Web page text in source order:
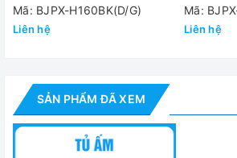
Kích thước bên
Loại D: 650 x 532 x
Khối lượng
Loại G: 76 kg
Đánh giá
Mã: BJPX-H160BK(D/G)
Liên hệ
Mã:
Liên hệ
SẢN PHẨM ĐÃ XEM